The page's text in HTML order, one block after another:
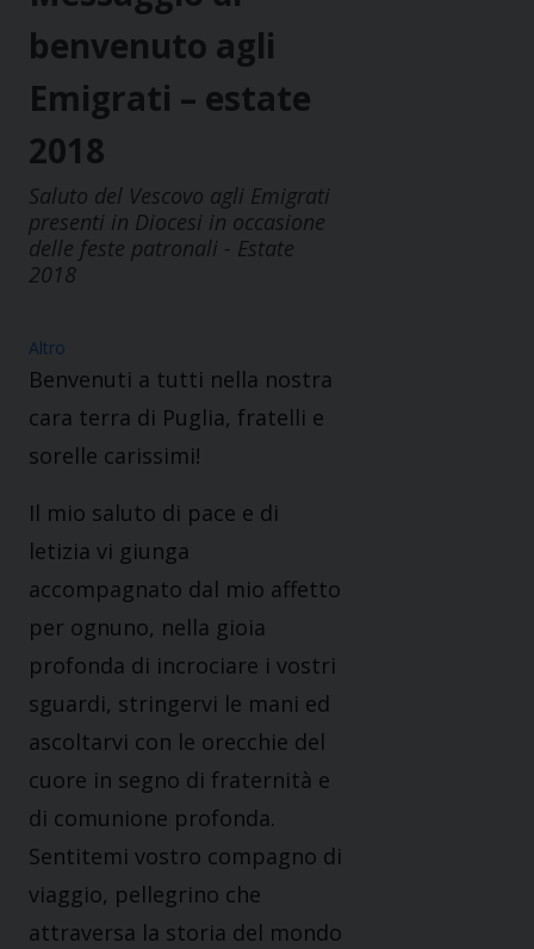
benvenuto agli
Emigrati – estate
2018
Saluto del Vescovo agli Emigrati
presenti in Diocesi in occasione
delle feste patronali - Estate
2018
Altro
Benvenuti a tutti nella nostra
cara terra di Puglia, fratelli e
sorelle carissimi!
Il mio saluto di pace e di
letizia vi giunga
accompagnato dal mio affetto
per ognuno, nella gioia
profonda di incrociare i vostri
sguardi, stringervi le mani ed
ascoltarvi con le orecchie del
cuore in segno di fraternità e
di comunione profonda.
Sentitemi vostro compagno di
viaggio, pellegrino che
attraversa la storia del mondo